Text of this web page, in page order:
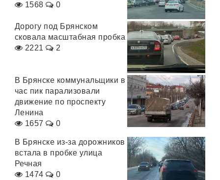
1568
0
Дорогу под Брянском
сковала масштабная пробка
2221
2
В Брянске коммунальщики в
час пик парализовали
движение по проспекту
Ленина
1657
0
В Брянске из-за дорожников
встала в пробке улица
Речная
1474
0